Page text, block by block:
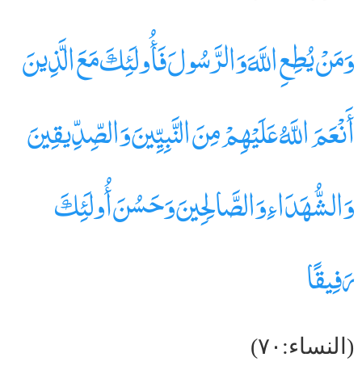
وَمَنْ يُطِعِ اللَّهَ وَالرَّسُولَ فَأُولَئِكَ مَعَ الَّذِينَ
أَنْعَمَ اللَّهُ عَلَيْهِمْ مِنَ النَّبِيِّينَ وَالصِّدِّيقِينَ
وَالشُّهَدَاءِ وَالصَّالِحِينَ وَحَسُنَ أُولَئِكَ
رَفِيقًا
(النساء:۷۰)